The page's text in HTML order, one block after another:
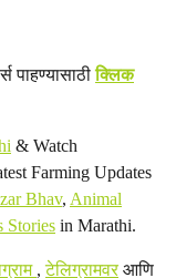
पाहण्यासाठीक्लिक
& Watch
Farming Updates
Bhav, Animal
Stories in Marathi.
,टेलिग्रामवरआणि